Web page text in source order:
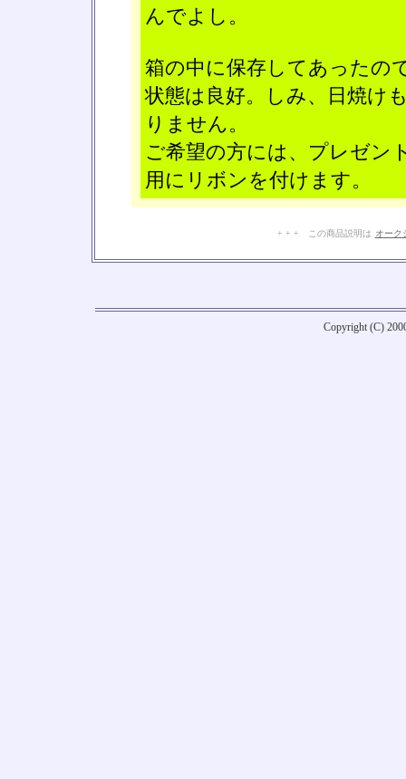
んでよし。
箱の中に保存してあったの
状態は良好。しみ、日焼け
りません。
ご希望の方には、プレゼン
用にリボンを付けます。
+ + + この商品説明は オーク
Copyright (C)